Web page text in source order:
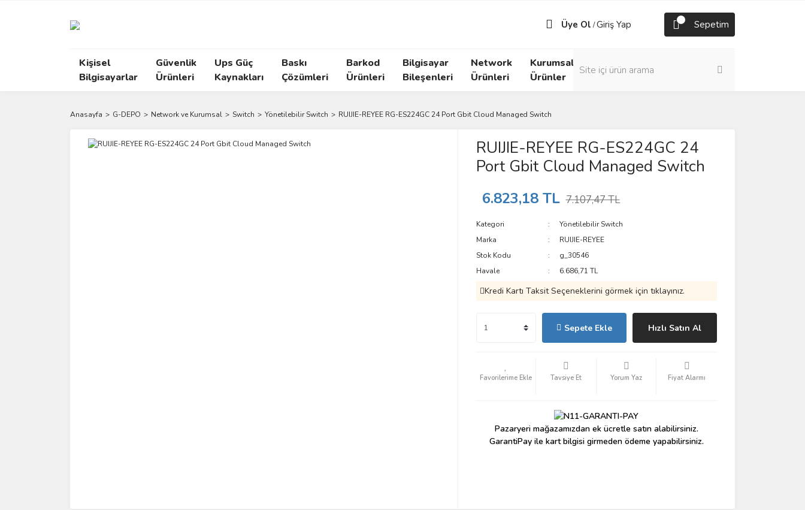
Üye Ol /Giriş Yap Sepetim
Kişisel
Bilgisayarlar
Güvenlik
Ürünleri
Ups Güç
Kaynakları
Baskı
Çözümleri
Barkod
Ürünleri
Bilgisayar
Bileşenleri
Network
Ürünleri
Kurumsal
Ürünler
Anasayfa G-DEPO Network ve Kurumsal Switch Yönetilebilir Switch RUIJIE-REYEE RG-ES224GC 24 Port Gbit Cloud Managed Switch
RUIJIE-REYEE RG-ES224GC 24
Port Gbit Cloud Managed Switch
6.823,18 TL 7.107,47 TL
Kategori
Yönetilebilir Switch
Marka
RUIJIE-REYEE
Stok Kodu
g_30546
Havale
6.686,71 TL
Kredi Kartı Taksit Seçeneklerini görmek için tıklayınız.
Sepete Ekle Hızlı Satın Al
Tavsiye Et Yorum Yaz Fiyat Alarmı
Pazaryeri mağazamızdan ek ücretle satın alabilirsiniz.
GarantiPay ile kart bilgisi girmeden ödeme yapabilirsiniz.